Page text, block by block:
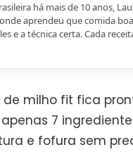
há mais de 10 anos,
aprendeu que comida
e a técnica certa. Cada
de milho fit fica
7
e fofura sem